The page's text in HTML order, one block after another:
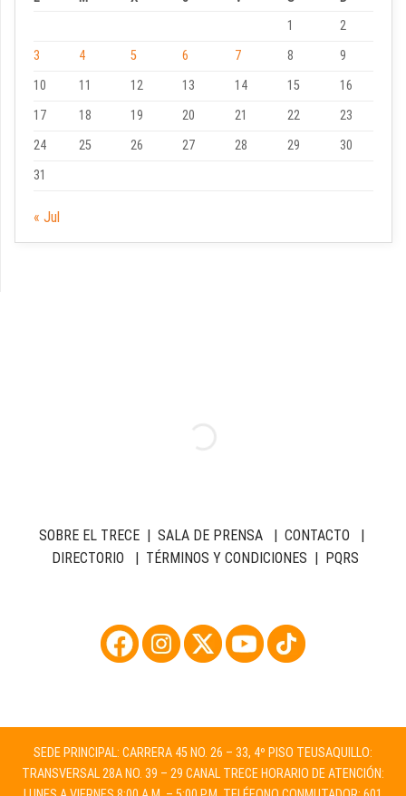
1
2
3
4 5 6 7 8
9
10
11 12 13 14 15
16
17
18 19 20 21 22
23
24
25 26 27 28 29
30
31
« Jul
SOBRE EL TRECE| SALA DE PRENSA| CONTACTO |
DIRECTORIO | TÉRMINOS Y CONDICIONES | PQRS
SEDE PRINCIPAL: CARRERA 45 NO. 26 – 33, 4º PISO TEUSAQUILLO:
TRANSVERSAL 28A NO. 39 – 29 CANAL TRECE HORARIO DE ATENCIÓN: